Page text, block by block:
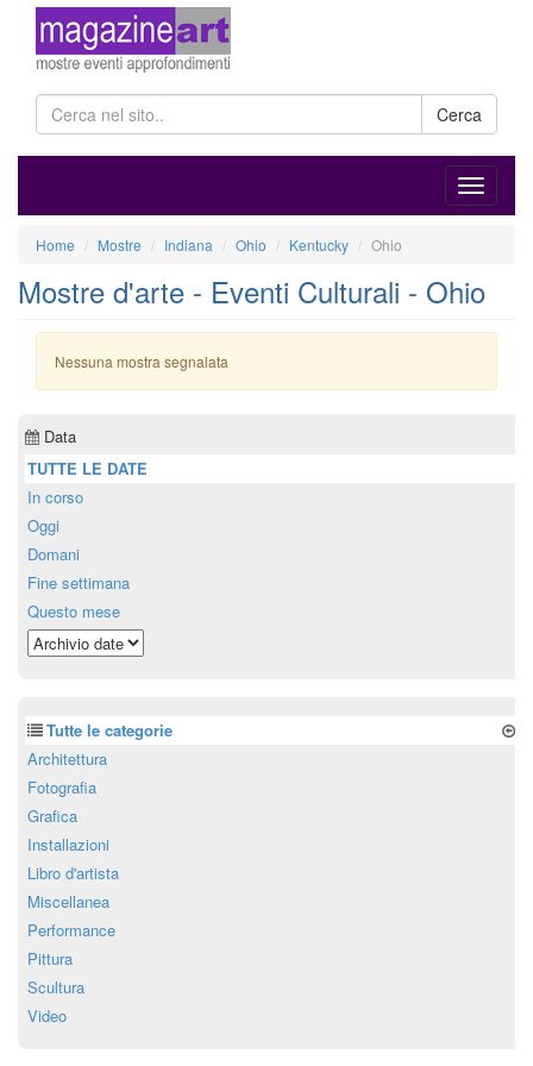
Cerca
Home Mostre Indiana Ohio Kentucky Ohio
Mostre d'arte - Eventi Culturali - Ohio
Nessuna mostra segnalata
Data
TUTTE LE DATE
In corso
Oggi
Domani
Fine settimana
Questo mese
Tutte le categorie
Architettura
Fotografia
Grafica
Installazioni
Libro d'artista
Miscellanea
Performance
Pittura
Scultura
Video